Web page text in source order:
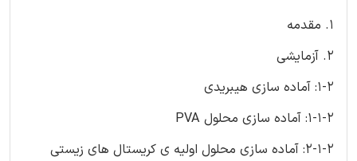
1. مقدمه
2. آزمایشی
1-2: آماده سازی هیبریدی
1-1-2: آماده سازی محلول PVA
2-1-2: آماده سازی محلول اولیه ی کریستال های زیستی